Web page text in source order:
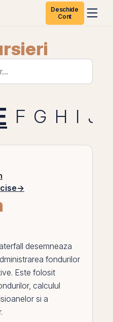
Deschide
Cont
F G H I J
→
desemneaza
fondurilor
Este folosit
calculul
si a